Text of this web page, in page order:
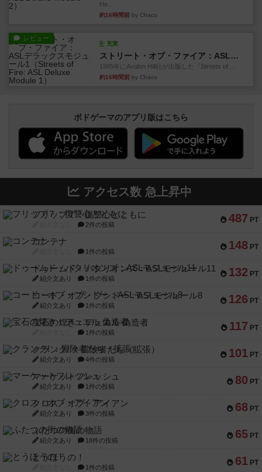
He...
約16時間前 by Chaco
レビュー
充実
ストリート・オブ・ファイア：ASLデラックスモジュール1
1985年にAvalon Hill社が出版した『Streets of ...
約16時間前 by Chaco
ボドゲーマのアプリ版はこちら
アクセス数 急上昇中
487 PT
フリップ７：復讐心とともに
2件の投稿
148 PT
コンテナ
1件の投稿
132 PT
ドゥームド・バタリオンズ：ASLモジュール11
紹介文あり 1件の投稿
126 PT
コード・オブ・ブシドー：ASLモジュール8
紹介文あり 1件の投稿
117 PT
宝石の煌き：デュエル 偽造者
1件の投稿
101 PT
クランク! ：冒険者たち（拡張）
紹介文あり 4件の投稿
80 PT
マーケットフレッシュ
紹介文あり 1件の投稿
68 PT
クロス・オブ・アイアン
紹介文あり 3件の投稿
65 PT
ふたつの街の物語
紹介文あり 18件の投稿
61 PT
とうほうの！
1件の投稿